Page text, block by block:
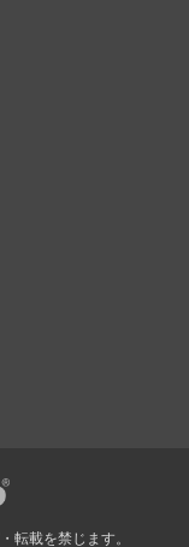
転載を禁じます。